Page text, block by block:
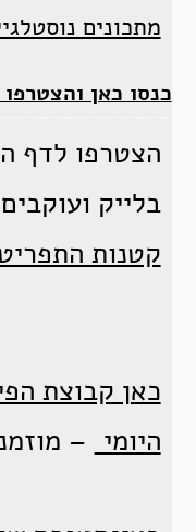
מתכונים
כנסו כאן
הצטרפו לדף
בלייק
קטנות
כאן קבוצת
היומי –